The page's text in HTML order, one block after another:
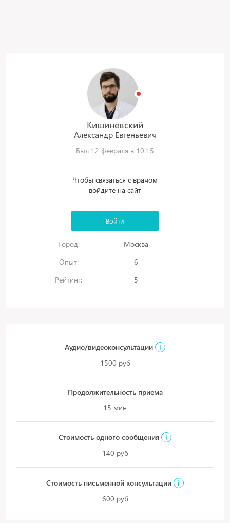
Кишиневский
Александр Евгеньевич
Был 12 февраля в 10:15
Чтобы связаться с врачом
войдите на сайт
Войти
Город:
Москва
Опыт:
6
Рейтинг:
5
Аудио/видеоконсультации
i
1500 руб
Продолжительность приема
15 мин
Стоимость одного сообщения
i
140 руб
Стоимость письменной консультации
i
600 руб